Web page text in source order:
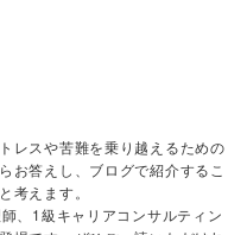
レスや苦難を乗り越えるための
お答えし、ブログで紹介するこ
考えます。
、1級キャリアコンサルティン